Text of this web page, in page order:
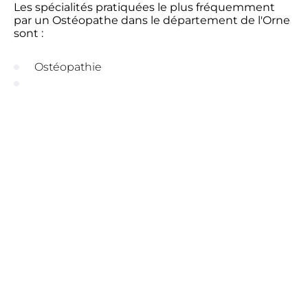
Les spécialités pratiquées le plus fréquemment
par un Ostéopathe dans le département de l'Orne
sont :
Ostéopathie